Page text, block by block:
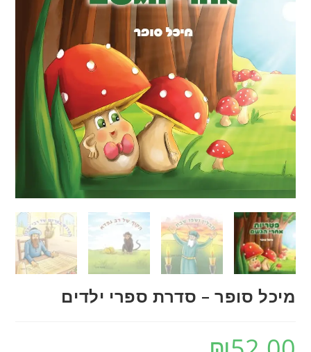
מיכל סופר – סדרת ספרי ילדים